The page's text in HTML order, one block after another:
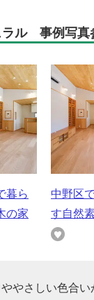
ラル 事例写真
暮ら
の家
中野区
す自然
やさしい色合